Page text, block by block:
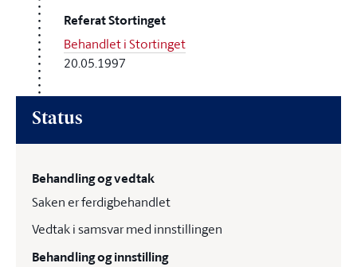
Referat Stortinget
Behandlet i Stortinget
20.05.1997
Status
Behandling og vedtak
Saken er ferdigbehandlet
Vedtak i samsvar med innstillingen
Behandling og innstilling